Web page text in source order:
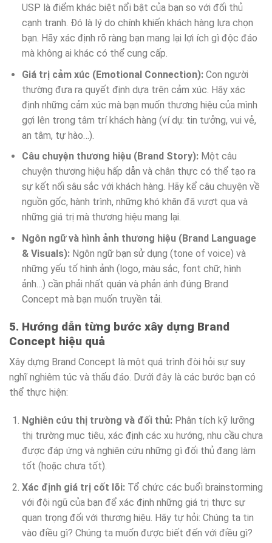
USP là điểm khác biệt nổi bật của bạn so với đối thủ
cạnh tranh. Đó là lý do chính khiến khách hàng lựa chọn
bạn. Hãy xác định rõ ràng bạn mang lại lợi ích gì độc đáo
mà không ai khác có thể cung cấp.
Giá trị cảm xúc (Emotional Connection):Con người
thường đưa ra quyết định dựa trên cảm xúc. Hãy xác
định những cảm xúc mà bạn muốn thương hiệu của mình
gợi lên trong tâm trí khách hàng (ví dụ: tin tưởng, vui vẻ,
an tâm, tự hào…).
Câu chuyện thương hiệu (Brand Story):Một câu
chuyện thương hiệu hấp dẫn và chân thực có thể tạo ra
sự kết nối sâu sắc với khách hàng. Hãy kể câu chuyện về
nguồn gốc, hành trình, những khó khăn đã vượt qua và
những giá trị mà thương hiệu mang lại.
Ngôn ngữ và hình ảnh thương hiệu (Brand Language
& Visuals):Ngôn ngữ bạn sử dụng (tone of voice) và
những yếu tố hình ảnh (logo, màu sắc, font chữ, hình
ảnh…) cần phải nhất quán và phản ánh đúng Brand
Concept mà bạn muốn truyền tải.
5. Hướng dẫn từng bước xây dựng Brand
Concept hiệu quả
Xây dựng Brand Concept là một quá trình đòi hỏi sự suy
nghĩ nghiêm túc và thấu đáo. Dưới đây là các bước bạn có
thể thực hiện:
Nghiên cứu thị trường và đối thủ:Phân tích kỹ lưỡng
thị trường mục tiêu, xác định các xu hướng, nhu cầu chưa
được đáp ứng và nghiên cứu những gì đối thủ đang làm
tốt (hoặc chưa tốt).
Xác định giá trị cốt lõi:Tổ chức các buổi brainstorming
với đội ngũ của bạn để xác định những giá trị thực sự
quan trọng đối với thương hiệu. Hãy tự hỏi: Chúng ta tin
vào điều gì? Chúng ta muốn được biết đến với điều gì?